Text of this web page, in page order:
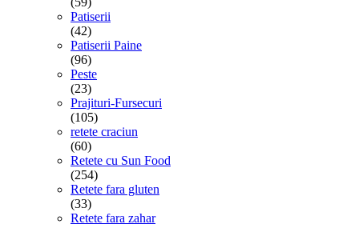
Patiserii
(42)
Patiserii Paine
(96)
Peste
(23)
Prajituri-Fursecuri
(105)
retete craciun
(60)
Retete cu Sun Food
(254)
Retete fara gluten
(33)
Retete fara zahar